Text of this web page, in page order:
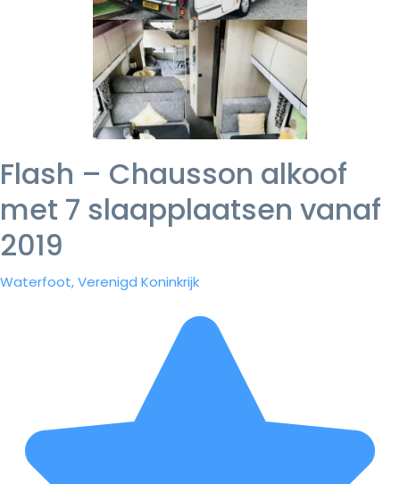
Flash – Chausson alkoof
met 7 slaapplaatsen vanaf
2019
Waterfoot, Verenigd Koninkrijk